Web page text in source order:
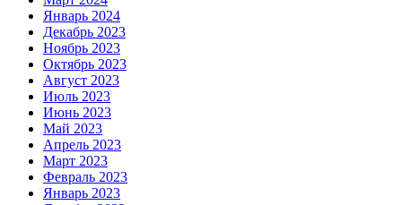
Январь 2024
Декабрь 2023
Ноябрь 2023
Октябрь 2023
Август 2023
Июль 2023
Июнь 2023
Май 2023
Апрель 2023
Март 2023
Февраль 2023
Январь 2023